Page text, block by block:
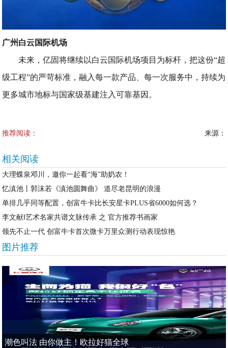
广州白云国际机场
未来，亿固将继续以白云国际机场项目为标杆，把这份“超
级工程”的严苛标准，融入每一款产品、每一次服务中，持续为
更多城市地标与国家级基建注入可靠基因。
推荐阅读： 来源：
相关阅读
大理蝶泉邓川，邀你一起看“海”助奶农！
忆滇池丨郭沫若《滇池圆舞曲》 道尽老昆明的浪漫
单排几乎同等配置，创富牛卡比长安星卡PLUS省6000如何选？
李文献‖艺术名家共谱文脉传承 之 官方推荐书画家
领先不止一代 创富牛卡首次微卡万里众测行动表现惊艳
图片推荐
潮色叫法 由你做主！欧拉好猫全球